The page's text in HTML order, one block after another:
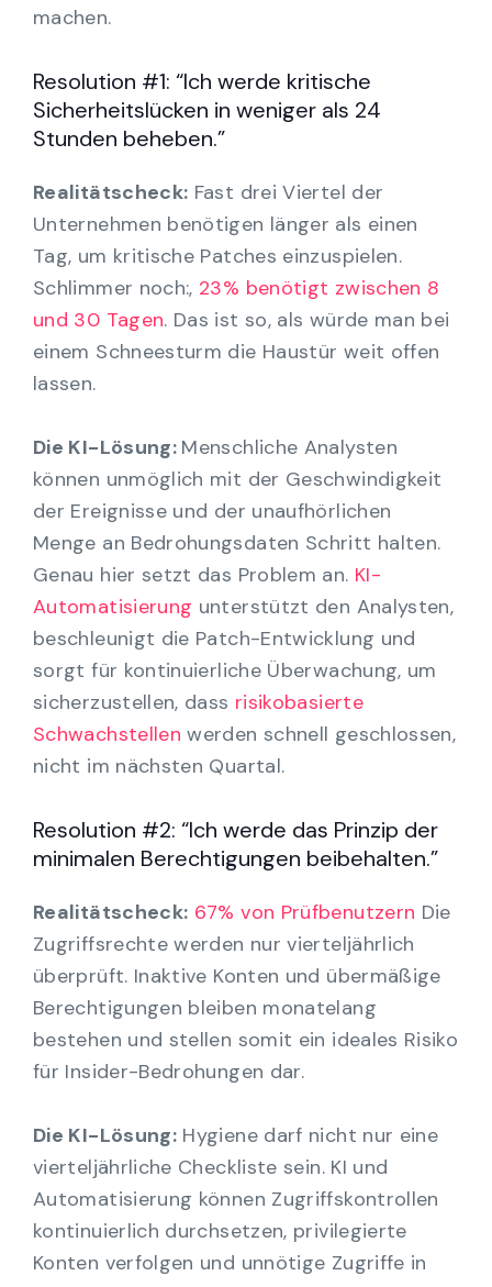
machen.
Resolution #1: “Ich werde kritische
Sicherheitslücken in weniger als 24
Stunden beheben.”
Realitätscheck: Fast drei Viertel der
Unternehmen benötigen länger als einen
Tag, um kritische Patches einzuspielen.
Schlimmer noch:, 23% benötigt zwischen 8
und 30 Tagen. Das ist so, als würde man bei
einem Schneesturm die Haustür weit offen
lassen.
Die KI-Lösung: Menschliche Analysten
können unmöglich mit der Geschwindigkeit
der Ereignisse und der unaufhörlichen
Menge an Bedrohungsdaten Schritt halten.
Genau hier setzt das Problem an. KI-
Automatisierung unterstützt den Analysten,
beschleunigt die Patch-Entwicklung und
sorgt für kontinuierliche Überwachung, um
sicherzustellen, dass risikobasierte
Schwachstellen werden schnell geschlossen,
nicht im nächsten Quartal.
Resolution #2: “Ich werde das Prinzip der
minimalen Berechtigungen beibehalten.”
Realitätscheck: 67% von Prüfbenutzern Die
Zugriffsrechte werden nur vierteljährlich
überprüft. Inaktive Konten und übermäßige
Berechtigungen bleiben monatelang
bestehen und stellen somit ein ideales Risiko
für Insider-Bedrohungen dar.
Die KI-Lösung: Hygiene darf nicht nur eine
vierteljährliche Checkliste sein. KI und
Automatisierung können Zugriffskontrollen
kontinuierlich durchsetzen, privilegierte
Konten verfolgen und unnötige Zugriffe in